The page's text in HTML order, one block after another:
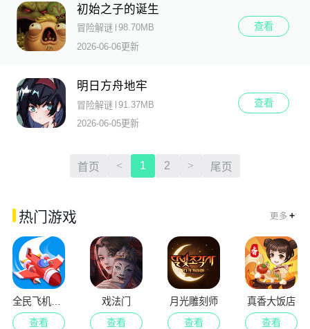
初始之子的诞生
冒险解谜
98.70MB
2026-06-06更新
查看
明日方舟地牢
冒险解谜
91.37MB
2026-06-05更新
查看
首页 < 1 2 > 尾页
热门游戏 更多 +.
全民飞机空战
查看
戏法门
查看
月光雕刻师
查看
真香大饭店
查看